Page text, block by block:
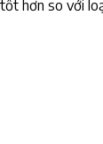
hơn so với